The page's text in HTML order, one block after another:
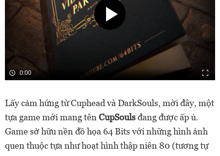
0:00
Lấy cảm hứng từ Cuphead và DarkSouls, mời đây, một
tựa game mới mang tên CupSoulsđang được ấp ủ.
Game sở hữu nền đồ họa 64 Bits với những hình ảnh
quen thuộc tựa như hoạt hình thập niên 80 (tương tự